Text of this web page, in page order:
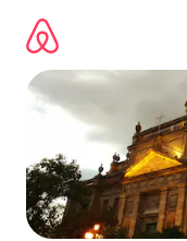
directement
contenu